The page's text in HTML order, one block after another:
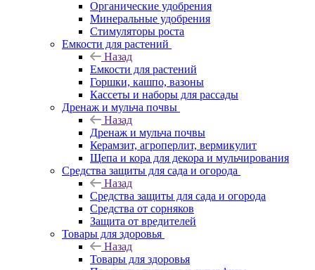
Органические удобрения
Минеральные удобрения
Стимуляторы роста
Емкости для растений
Назад
Емкости для растений
Горшки, кашпо, вазоны
Кассеты и наборы для рассады
Дренаж и мульча почвы
Назад
Дренаж и мульча почвы
Керамзит, агроперлит, вермикулит
Щепа и кора для декора и мульчирования
Средства защиты для сада и огорода
Назад
Средства защиты для сада и огорода
Средства от сорняков
Защита от вредителей
Товары для здоровья
Назад
Товары для здоровья